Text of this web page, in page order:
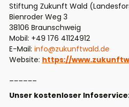
Stiftung Zukunft Wald
Bienroder Weg 3
38106 Braunschweig
Mobil: +49 176 41124912
E-Mail: info@zukunftwald.de
Website: https://
Unser kostenloser